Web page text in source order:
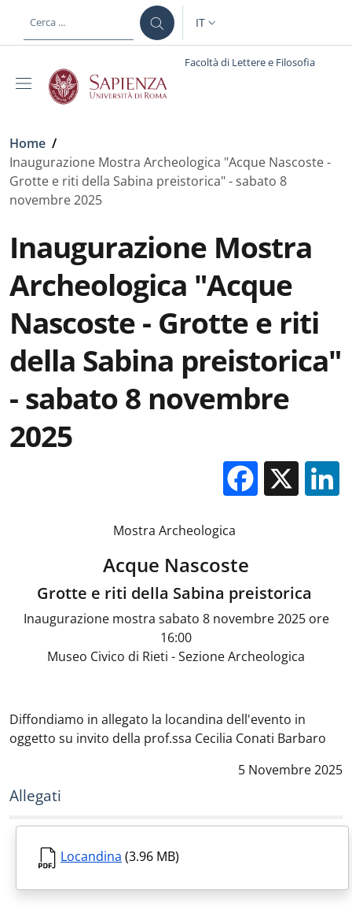
al contenuto principale
SELETTORE LINGUA:
IT
Facoltà di Lettere e Filosofia
Briciole di pane
Home /
Inaugurazione Mostra Archeologica "Acque Nascoste -
Grotte e riti della Sabina preistorica" - sabato 8
novembre 2025
Inaugurazione Mostra
Archeologica "Acque
Nascoste - Grotte e riti
della Sabina preistorica"
- sabato 8 novembre
2025
X
Mostra Archeologica
Acque Nascoste
Grotte e riti della Sabina preistorica
Inaugurazione mostra sabato 8 novembre 2025 ore
16:00
Museo Civico di Rieti - Sezione Archeologica
Diffondiamo in allegato la locandina dell'evento in
oggetto su invito della prof.ssa Cecilia Conati Barbaro
Data notizia :
5 Novembre 2025
Allegati
Locandina (3.96 MB)